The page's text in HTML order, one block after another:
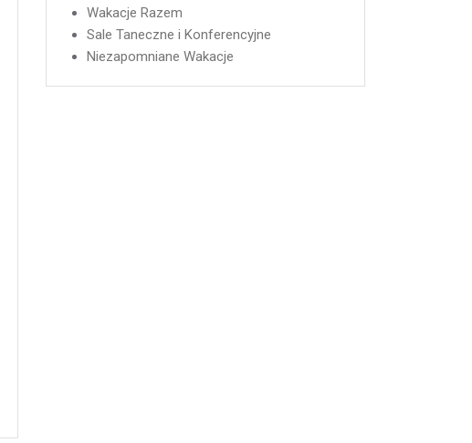
Wakacje Razem
Sale Taneczne i Konferencyjne
Niezapomniane Wakacje